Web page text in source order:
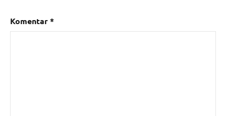
Komentar*